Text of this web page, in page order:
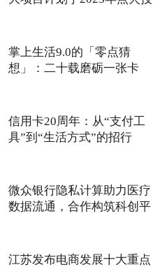
掌上生活9.0的「零点猜
想」：二十载磨砺一张卡
信用卡20周年：从“支付工
具”到“生活方式”的招行
微众银行隐私计算助力医疗
数据流通，合作构筑科创平
江苏发布电商发展十大重点